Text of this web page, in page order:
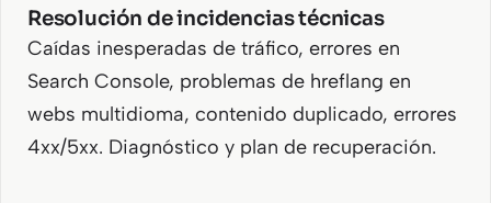
Resolución de incidencias técnicas
Caídas inesperadas de tráfico, errores en
Search Console, problemas de hreflang en
webs multidioma, contenido duplicado, errores
4xx/5xx. Diagnóstico y plan de recuperación.